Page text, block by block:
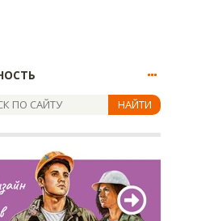
НАЙТИ